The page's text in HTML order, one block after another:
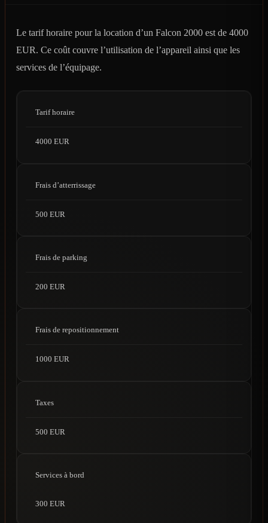
Le tarif horaire pour la location d’un Falcon 2000 est de 4000
EUR. Ce coût couvre l’utilisation de l’appareil ainsi que les
services de l’équipage.
Tarif horaire
4000 EUR
Frais d’atterrissage
500 EUR
Frais de parking
200 EUR
Frais de repositionnement
1000 EUR
Taxes
500 EUR
Services à bord
300 EUR